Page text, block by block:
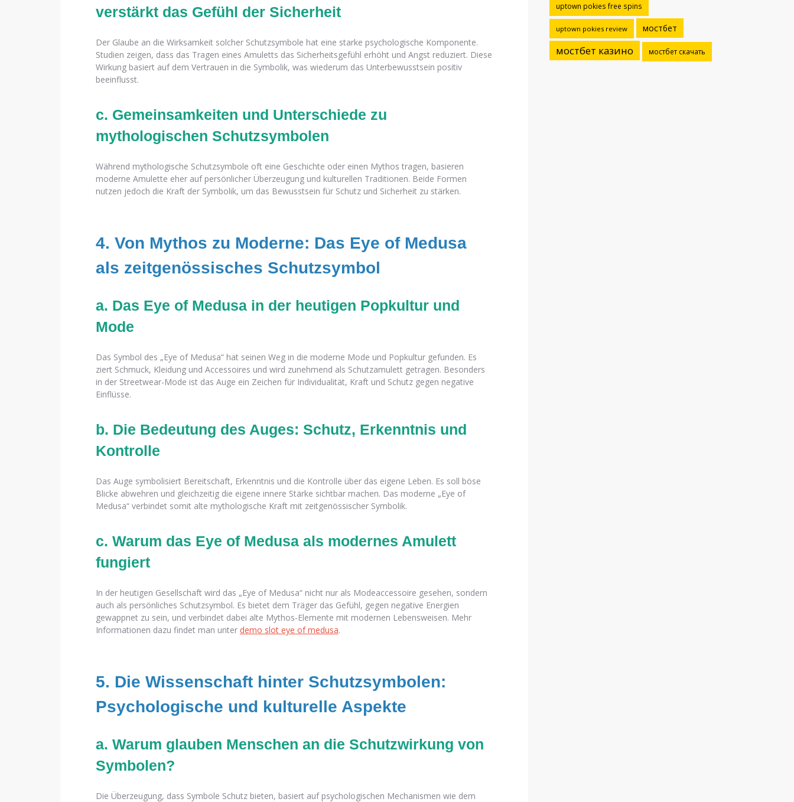
verstärkt das Gefühl der Sicherheit
Der Glaube an die Wirksamkeit solcher Schutzsymbole hat eine starke psychologische Komponente.
Studien zeigen, dass das Tragen eines Amuletts das Sicherheitsgefühl erhöht und Angst reduziert. Diese
Wirkung basiert auf dem Vertrauen in die Symbolik, was wiederum das Unterbewusstsein positiv
beeinflusst.
c. Gemeinsamkeiten und Unterschiede zu
mythologischen Schutzsymbolen
Während mythologische Schutzsymbole oft eine Geschichte oder einen Mythos tragen, basieren
moderne Amulette eher auf persönlicher Überzeugung und kulturellen Traditionen. Beide Formen
nutzen jedoch die Kraft der Symbolik, um das Bewusstsein für Schutz und Sicherheit zu stärken.
4. Von Mythos zu Moderne: Das Eye of Medusa
als zeitgenössisches Schutzsymbol
a. Das Eye of Medusa in der heutigen Popkultur und
Mode
Das Symbol des „Eye of Medusa“ hat seinen Weg in die moderne Mode und Popkultur gefunden. Es
ziert Schmuck, Kleidung und Accessoires und wird zunehmend als Schutzamulett getragen. Besonders
in der Streetwear-Mode ist das Auge ein Zeichen für Individualität, Kraft und Schutz gegen negative
Einflüsse.
b. Die Bedeutung des Auges: Schutz, Erkenntnis und
Kontrolle
Das Auge symbolisiert Bereitschaft, Erkenntnis und die Kontrolle über das eigene Leben. Es soll böse
Blicke abwehren und gleichzeitig die eigene innere Stärke sichtbar machen. Das moderne „Eye of
Medusa“ verbindet somit alte mythologische Kraft mit zeitgenössischer Symbolik.
c. Warum das Eye of Medusa als modernes Amulett
fungiert
In der heutigen Gesellschaft wird das „Eye of Medusa“ nicht nur als Modeaccessoire gesehen, sondern
auch als persönliches Schutzsymbol. Es bietet dem Träger das Gefühl, gegen negative Energien
gewappnet zu sein, und verbindet dabei alte Mythos-Elemente mit modernen Lebensweisen. Mehr
Informationen dazu findet man unter demo slot eye of medusa.
5. Die Wissenschaft hinter Schutzsymbolen:
Psychologische und kulturelle Aspekte
a. Warum glauben Menschen an die Schutzwirkung von
Symbolen?
Die Überzeugung, dass Symbole Schutz bieten, basiert auf psychologischen Mechanismen wie dem
uptown pokies free spins
uptown pokies review мостбет
мостбет казино мостбет скачать